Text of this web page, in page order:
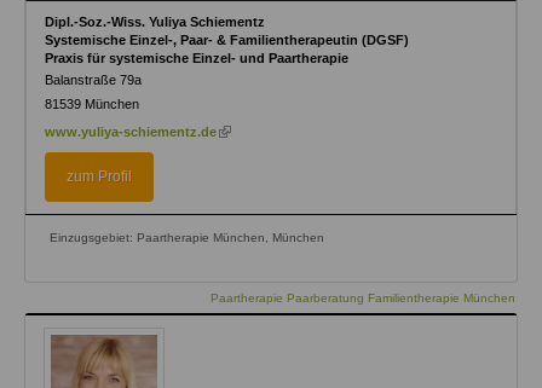
Dipl.-Soz.-Wiss. Yuliya Schiementz
Systemische Einzel-, Paar- & Familientherapeutin (DGSF)
Praxis für systemische Einzel- und Paartherapie
Balanstraße 79a
81539 München
www.yuliya-schiementz.de (link
zum Profil
Einzugsgebiet: Paartherapie München, München
Paartherapie Paarberatung Familientherapie München